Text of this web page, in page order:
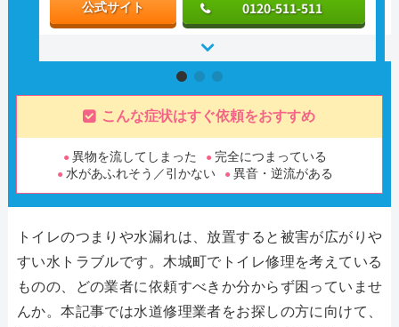
公式サイト 0120-511-511
こんな症状はすぐ依頼をおすすめ
異物を流してしまった
完全につまっている
水があふれそう／引かない
異音・逆流がある
トイレのつまりや水漏れは、放置すると被害が広がりや
すい水トラブルです。木城町でトイレ修理を考えている
ものの、どの業者に依頼すべきか分からず困っていませ
んか。本記事では水道修理業者をお探しの方に向けて、